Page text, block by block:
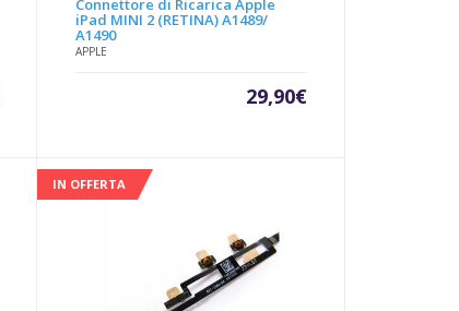
65,00€.
Connettore di Ricarica Apple
iPad MINI 2 (RETINA) A1489/
A1490
APPLE
29,90€
IN OFFERTA